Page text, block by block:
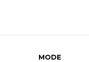
MODE